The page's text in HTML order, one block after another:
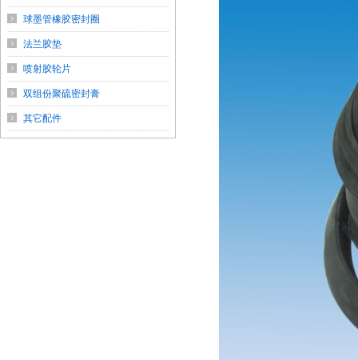
球墨管橡胶密封圈
法兰胶垫
喷射胶轮片
双组份聚硫密封膏
其它配件